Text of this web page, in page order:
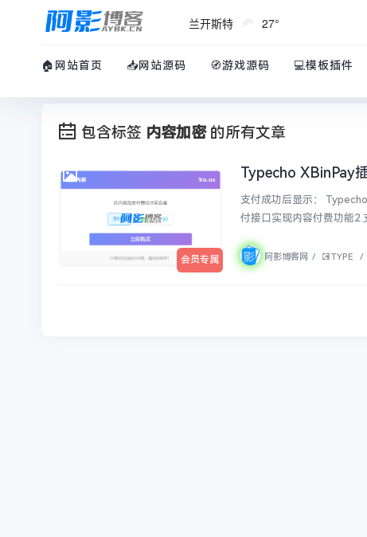
兰开斯特 27°
🏠网站首页 📥网站源码 🧭游戏源码 💻模板插件
包含标签 内容加密的所有文章
会员专属
Typecho XBinPay
支付成功后显示： TypechoXBinPay付费阅读插件 1.这是一个为Typecho博客平台开发的付费阅读插件，通过易支
付接口实现内容付费功能
阿影博客网 / 💽TYPE /